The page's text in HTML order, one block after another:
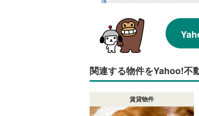
関連する物件をYahoo!不
賃貸物件